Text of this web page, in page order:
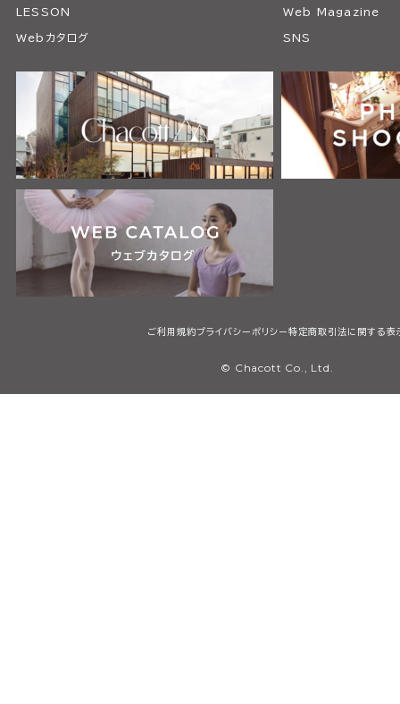
LESSON Web Magazine
Webカタログ SNS
ご利用規約プライバシーポリシー特定商取引法に関する表
© Chacott Co., Ltd.